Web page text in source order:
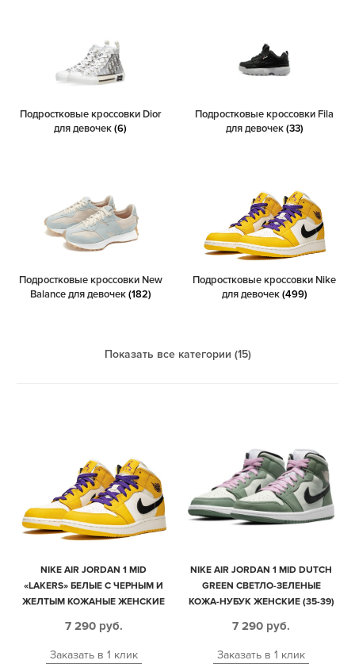
Подростковые кроссовки Dior
для девочек(6)
Подростковые кроссовки Fila
для девочек(33)
Подростковые кроссовки New
Balance для девочек(182)
Подростковые кроссовки Nike
для девочек(499)
Показать все категории (15)
NIKE AIR JORDAN 1 MID
«LAKERS» БЕЛЫЕ С ЧЕРНЫМ И
ЖЕЛТЫМ КОЖАНЫЕ ЖЕНСКИЕ
7 290 руб.
Заказать в 1 клик
NIKE AIR JORDAN 1 MID DUTCH
GREEN СВЕТЛО-ЗЕЛЕНЫЕ
КОЖА-НУБУК ЖЕНСКИЕ (35-39)
7 290 руб.
Заказать в 1 клик